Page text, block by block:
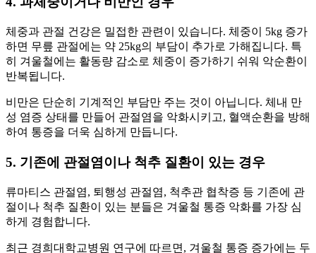
체중과 관절 건강은 밀접한 관련이 있습니다. 체중이 5kg 증가
하면 무릎 관절에는 약 25kg의 부담이 추가로 가해집니다. 특
히 겨울철에는 활동량 감소로 체중이 증가하기 쉬워 악순환이
반복됩니다.
비만은 단순히 기계적인 부담만 주는 것이 아닙니다. 체내 만
성 염증 상태를 만들어 관절염을 악화시키고, 혈액순환을 방해
하여 통증을 더욱 심하게 만듭니다.
5. 기존에 관절염이나 척추 질환이 있는 경우
류마티스 관절염, 퇴행성 관절염, 척추관 협착증 등 기존에 관
절이나 척추 질환이 있는 분들은 겨울철 통증 악화를 가장 심
하게 경험합니다.
최근 경희대학교병원 연구에 따르면, 겨울철 통증 증가에는 두